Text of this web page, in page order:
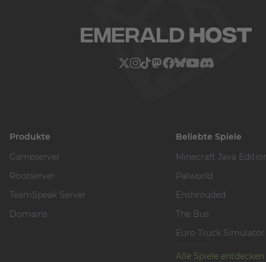
Produkte
Gameserver
Rootserver
TeamSpeak Server
Domains
Beliebte Spiele
Minecraft Java
Palworld
Enshrouded
The Bus
Euro Truck Simulator
Alle Spiele entdecken